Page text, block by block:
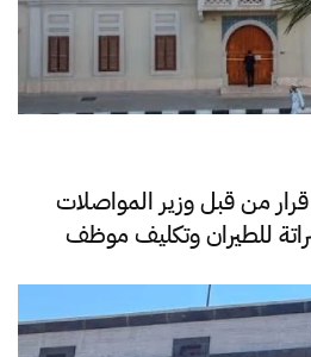
من قبل وزير المواصلات
للطيران وتكليف موظف